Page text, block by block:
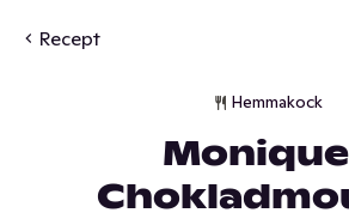
Recept
Hemmakock